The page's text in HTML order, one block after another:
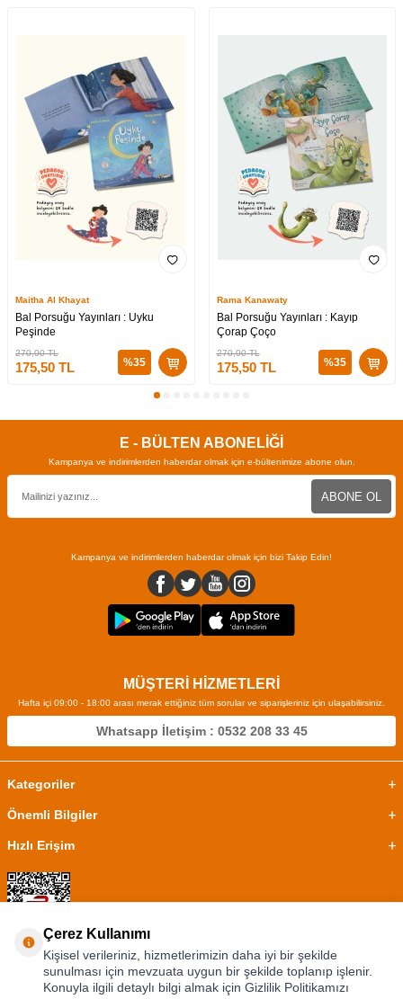
Maitha Al Khayat
Bal Porsuğu Yayınları : Uyku
Peşinde
270,00TL
175,50 TL %35
Rama Kanawaty
Bal Porsuğu Yayınları : Kayıp
Çorap Çoço
270,00TL
175,50TL %35
E - BÜLTEN ABONELİĞİ
Kampanya ve indirimlerden haberdar olmak için e-bültenimize abone olun.
ABONE OL
Kampanya ve indirimlerden haberdar olmak için bizi Takip Edin!
MÜŞTERİ HİZMETLERİ
Hafta içi 09:00 - 18:00 arası merak ettiğiniz tüm sorular ve siparişleriniz için ulaşabilirsiniz.
Whatsapp İletişim : 0532 208 33 45
Kategoriler
Önemli Bilgiler
Hızlı Erişim
Çerez Kullanımı
Kişisel verileriniz, hizmetlerimizin daha iyi bir şekilde
sunulması için mevzuata uygun bir şekilde toplanıp işlenir.
Konuyla ilgili detaylı bilgi almak için Gizlilik Politikamızı